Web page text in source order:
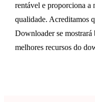
rentável e proporciona a
qualidade. Acreditamos
Downloader se mostrará
melhores recursos do